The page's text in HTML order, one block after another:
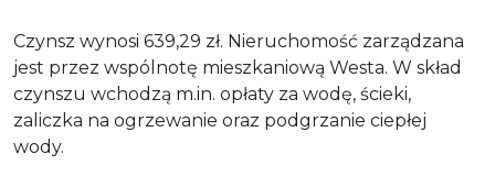
Czynsz wynosi 639,29 zł. Nieruchomość zarządzana
jest przez wspólnotę mieszkaniową Westa. W skład
czynszu wchodzą m.in. opłaty za wodę, ścieki,
zaliczka na ogrzewanie oraz podgrzanie ciepłej
wody.